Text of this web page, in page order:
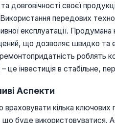
довговічності своєї
передових
експлуатації.
що дозволяє швидко
роблять
це інвестиція в стабільне,
Аспекти
кілька
буде